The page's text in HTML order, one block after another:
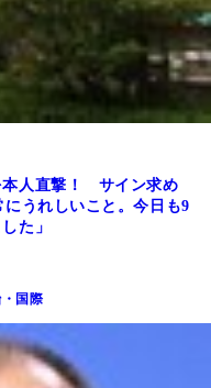
本人直撃！ サイン求め
うれしいこと。今日も9
た」
国際